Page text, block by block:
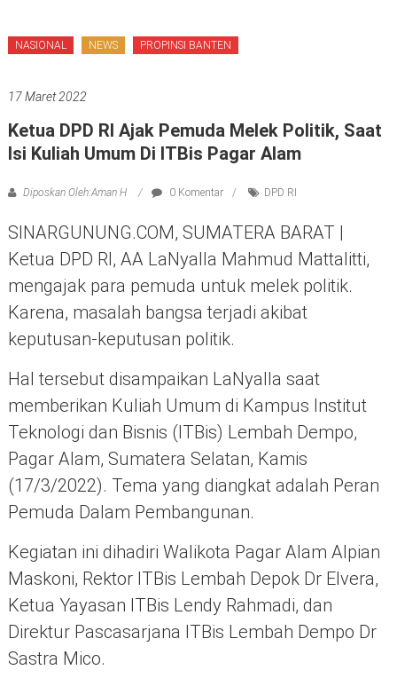
NASIONAL NEWS PROPINSI BANTEN
17 Maret 2022
Ketua DPD RI Ajak Pemuda Melek Politik, Saat
Isi Kuliah Umum Di ITBis Pagar Alam
Diposkan Oleh:Aman H 0 Komentar DPD RI
SINARGUNUNG.COM, SUMATERA BARAT |
Ketua DPD RI, AA LaNyalla Mahmud Mattalitti,
mengajak para pemuda untuk melek politik.
Karena, masalah bangsa terjadi akibat
keputusan-keputusan politik.
Hal tersebut disampaikan LaNyalla saat
memberikan Kuliah Umum di Kampus Institut
Teknologi dan Bisnis (ITBis) Lembah Dempo,
Pagar Alam, Sumatera Selatan, Kamis
(17/3/2022). Tema yang diangkat adalah Peran
Pemuda Dalam Pembangunan.
Kegiatan ini dihadiri Walikota Pagar Alam Alpian
Maskoni, Rektor ITBis Lembah Depok Dr Elvera,
Ketua Yayasan ITBis Lendy Rahmadi, dan
Direktur Pascasarjana ITBis Lembah Dempo Dr
Sastra Mico.